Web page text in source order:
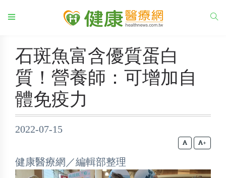
石斑魚富含優質蛋白
質！營養師：可增加自
體免疫力
2022-07-15
+
健康醫療網／編輯部整理